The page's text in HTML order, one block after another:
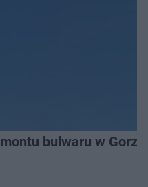
bulwaru w